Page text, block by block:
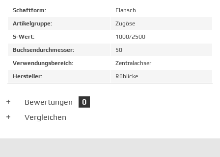
Schaftform:
Flansch
Artikelgruppe:
Zugöse
S-Wert:
1000/2500
Buchsendurchmesser:
50
Verwendungsbereich:
Zentralachser
Hersteller:
Rühlicke
Bewertungen
0
Vergleichen